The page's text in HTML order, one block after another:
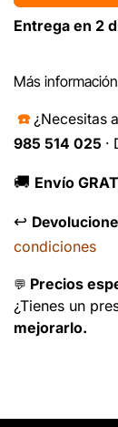
Entrega en 2
Más información
☎️ ¿Necesitas
985 514 025 ·
🚚 Envío
↩️
condiciones
💬 Precios
¿Tienes un
mejorarlo.